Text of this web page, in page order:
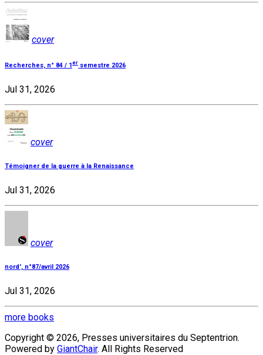
cover
Recherches, n° 84 / 1er semestre 2026
Jul 31, 2026
cover
Témoigner de la guerre à la Renaissance
Jul 31, 2026
cover
nord', n°87/avril 2026
Jul 31, 2026
more books
Copyright © 2026, Presses universitaires du Septentrion.
Powered by GiantChair. All Rights Reserved